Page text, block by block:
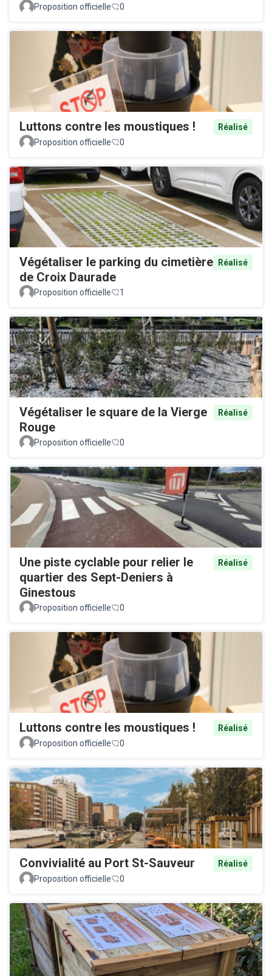
Proposition officielle
0
Luttons contre les moustiques !
Réalisé
Proposition officielle
0
Végétaliser le parking du cimetière
de Croix Daurade
Réalisé
Proposition officielle 1
Végétaliser le square de la Vierge
Rouge
Réalisé
Proposition officielle 0
Une piste cyclable pour relier le
quartier des Sept-Deniers à
Ginestous
Réalisé
Proposition officielle 0
Luttons contre les moustiques !
Réalisé
Proposition officielle
0
Convivialité au Port St-Sauveur
Réalisé
Proposition officielle
0